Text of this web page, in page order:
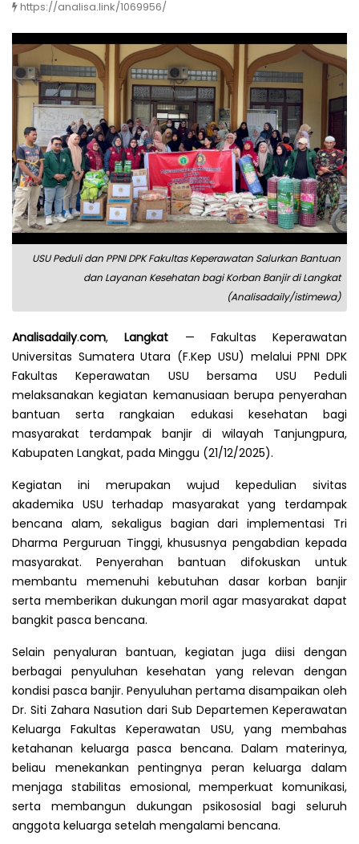
https://analisa.link/1069956/
USU Peduli dan PPNI DPK Fakultas Keperawatan Salurkan Bantuan
dan Layanan Kesehatan bagi Korban Banjir di Langkat
(Analisadaily/istimewa)
Analisadaily.com,Langkat — Fakultas Keperawatan
Universitas Sumatera Utara (F.Kep USU) melalui PPNI DPK
Fakultas Keperawatan USU bersama USU Peduli
melaksanakan kegiatan kemanusiaan berupa penyerahan
bantuan serta rangkaian edukasi kesehatan bagi
masyarakat terdampak banjir di wilayah Tanjungpura,
Kabupaten Langkat, pada Minggu (21/12/2025).
Kegiatan ini merupakan wujud kepedulian sivitas
akademika USU terhadap masyarakat yang terdampak
bencana alam, sekaligus bagian dari implementasi Tri
Dharma Perguruan Tinggi, khususnya pengabdian kepada
masyarakat. Penyerahan bantuan difokuskan untuk
membantu memenuhi kebutuhan dasar korban banjir
serta memberikan dukungan moril agar masyarakat dapat
bangkit pasca bencana.
Selain penyaluran bantuan, kegiatan juga diisi dengan
berbagai penyuluhan kesehatan yang relevan dengan
kondisi pasca banjir. Penyuluhan pertama disampaikan oleh
Dr. Siti Zahara Nasution dari Sub Departemen Keperawatan
Keluarga Fakultas Keperawatan USU, yang membahas
ketahanan keluarga pasca bencana. Dalam materinya,
beliau menekankan pentingnya peran keluarga dalam
menjaga stabilitas emosional, memperkuat komunikasi,
serta membangun dukungan psikososial bagi seluruh
anggota keluarga setelah mengalami bencana.